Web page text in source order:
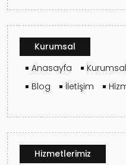
Kurumsal
Anasayfa
Kurumsal
Blog
İletişim
Hizmetlerimiz